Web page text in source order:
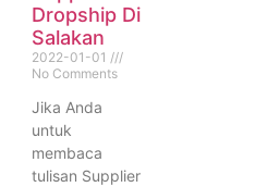
Dropship Di
Salakan
2022-01-01
No Comments
Jika Anda
untuk
membaca
tulisan Supplier